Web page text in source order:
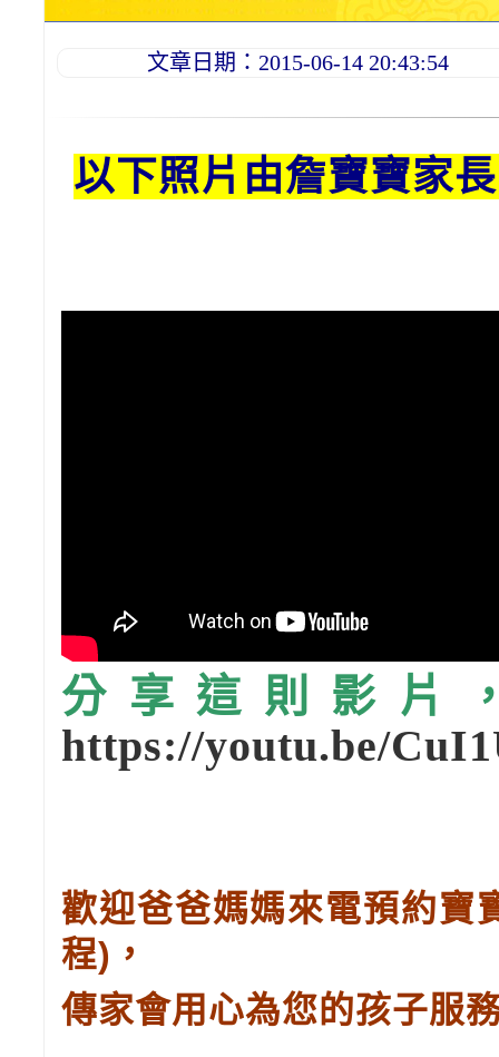
文章日期：2015-06-14 20:43:54
以下照片由詹寶寶家
分享這則影片
https://youtu.be/
歡迎爸爸媽媽來電預約寶
程) ，
傳家會用心為您的孩子服